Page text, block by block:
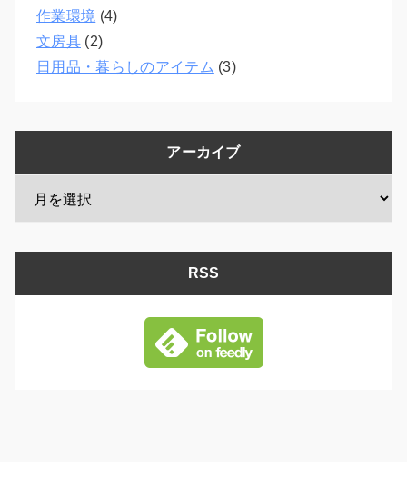
作業環境 (4)
文房具(2)
日用品・暮らしのアイテム (3)
アーカイブ
RSS